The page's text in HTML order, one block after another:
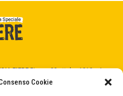
Cookie
FIEREPiazza 28 ottobre 1918 n.1